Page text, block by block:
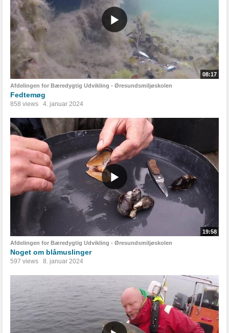
08:17
Afdelingen for Bæredygtig Udvikling - Øresundsmiljøskolen
Fedtemøg
858 views 4. januar 2024
19:58
Afdelingen for Bæredygtig Udvikling - Øresundsmiljøskolen
Noget om blåmuslinger
597 views 8. januar 2024